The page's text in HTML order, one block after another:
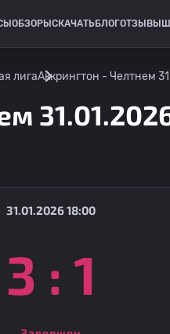
ОБЗОРЫ СКАЧАТЬ БЛОГОТЗЫВЫ
лигаАккрингтон - Челтнем
31.01.2026 18:00
3 : 1